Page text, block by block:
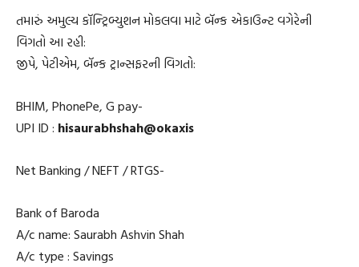
તમારું અમુલ્ય કૉન્ટ્રિબ્યુશન મોકલવા માટે બૅન્ક એકાઉન્ટ વગેરેની
વિગતો આ રહી:
જીપે, પેટીએમ, બૅન્ક ટ્રાન્સફરની વિગતો:
BHIM, PhonePe, G pay-
UPI ID : hisaurabhshah@okaxis
Net Banking / NEFT / RTGS-
Bank of Baroda
A/c name: Saurabh Ashvin Shah
A/c type : Savings